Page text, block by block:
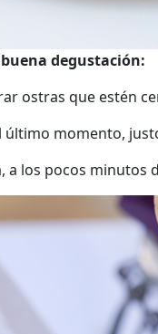
degustación:
ostras que estén
último momento,
a los pocos minutos